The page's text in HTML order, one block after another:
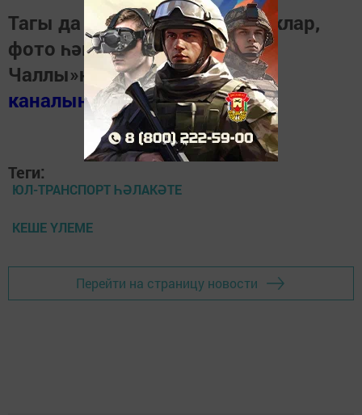
Тагы да кызыклырак яңалыклар,
фото һәм видеолар «Шәһри
Чаллы»ныңMAX
каналында(язылыгыз).
Теги:
ЮЛ-ТРАНСПОРТ ҺӘЛАКӘТЕ
КЕШЕ ҮЛЕМЕ
Перейти на страницу новости